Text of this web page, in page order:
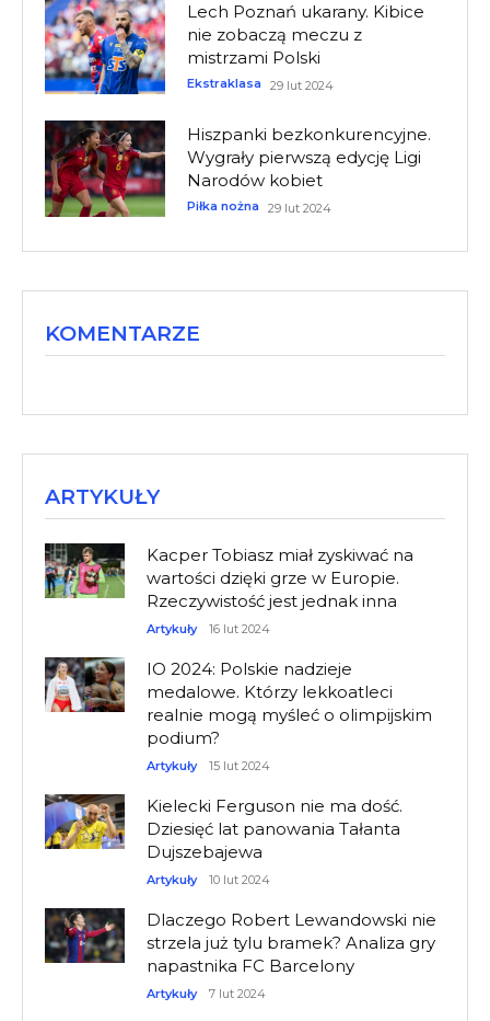
Lech Poznań ukarany. Kibice
nie zobaczą meczu z
mistrzami Polski
Ekstraklasa 29 lut 2024
Hiszpanki bezkonkurencyjne.
Wygrały pierwszą edycję Ligi
Narodów kobiet
Piłka nożna 29 lut 2024
KOMENTARZE
ARTYKUŁY
Kacper Tobiasz miał zyskiwać na
wartości dzięki grze w Europie.
Rzeczywistość jest jednak inna
Artykuły 16 lut 2024
IO 2024: Polskie nadzieje
medalowe. Którzy lekkoatleci
realnie mogą myśleć o olimpijskim
podium?
Artykuły 15 lut 2024
Kielecki Ferguson nie ma dość.
Dziesięć lat panowania Tałanta
Dujszebajewa
Artykuły 10 lut 2024
Dlaczego Robert Lewandowski nie
strzela już tylu bramek? Analiza gry
napastnika FC Barcelony
Artykuły 7 lut 2024